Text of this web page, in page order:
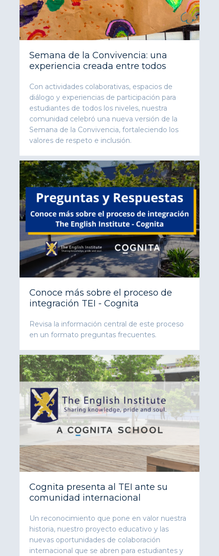
Semana de la Convivencia: una
experiencia creada entre todos
Con actividades colaborativas, espacios de
diálogo y experiencias de participación para
estudiantes de todos los niveles, nuestra
comunidad celebró una nueva versión de la
Semana de la Convivencia, fortaleciendo los
valores de respeto e inclusión.
Conoce más sobre el proceso de
integración TEI - Cognita
Revisa la información central de este proceso
en un formato preguntas frecuentes.
Cognita presenta al TEI ante su
comunidad internacional
Un reconocimiento que pone en valor nuestra
historia, nuestro proyecto educativo y las
nuevas oportunidades de colaboración
internacional que se abren para estudiantes y